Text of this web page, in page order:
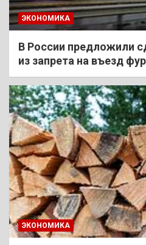
ЭКОНОМИКА
В России предложили
из запрета на въезд
ЭКОНОМИКА